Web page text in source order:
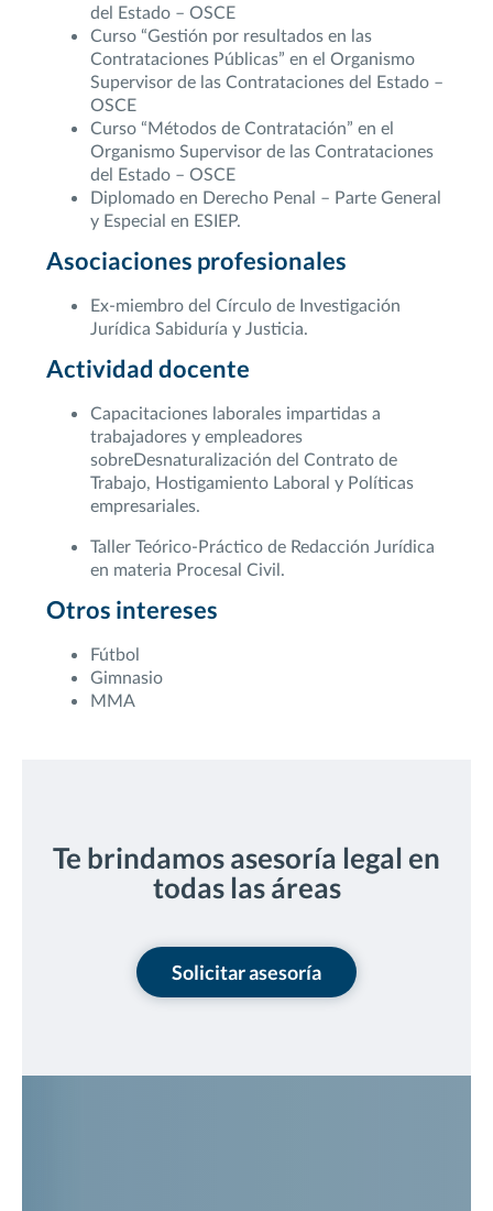
del Estado – OSCE
Curso “Gestión por resultados en las
Contrataciones Públicas” en el Organismo
Supervisor de las Contrataciones del Estado –
OSCE
Curso “Métodos de Contratación” en el
Organismo Supervisor de las Contrataciones
del Estado – OSCE
Diplomado en Derecho Penal – Parte General
y Especial en ESIEP.
Asociaciones profesionales
Ex-miembro del Círculo de Investigación
Jurídica Sabiduría y Justicia.
Actividad docente
Capacitaciones laborales impartidas a
trabajadores y empleadores
sobreDesnaturalización del Contrato de
Trabajo, Hostigamiento Laboral y Políticas
empresariales.
Taller Teórico-Práctico de Redacción Jurídica
en materia Procesal Civil.
Otros intereses
Fútbol
Gimnasio
MMA
Te brindamos asesoría legal en
todas las áreas
Solicitar asesoría